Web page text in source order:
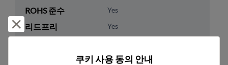
ROHS 준수 Yes
리드프리 Yes
1500
거부 및 닫기
쿠키 사용 동의 안내